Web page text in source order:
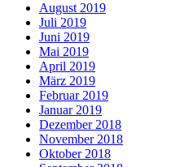
August 2019
Juli 2019
Juni 2019
Mai 2019
April 2019
März 2019
Februar 2019
Januar 2019
Dezember 2018
November 2018
Oktober 2018